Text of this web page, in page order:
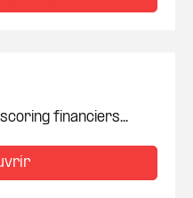
financiers...